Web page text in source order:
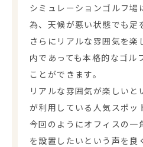
シミュレーションゴルフ場
為、天候が悪い状態でも足
さらにリアルな雰囲気を楽
内であっても本格的なゴル
ことができます。
リアルな雰囲気が楽しいと
が利用している人気スポッ
今回のようにオフィスの一
を設置したいという声を良